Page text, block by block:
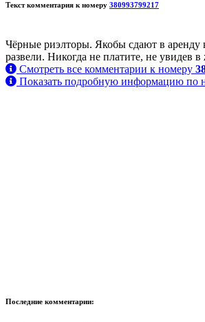
Текст комментария к номеру 380993799217
Чёрные риэлторы. Якобы сдают в аренду
развели. Никогда не платите, не увидев
Смотреть все комментарии к номеру
Показать подробную информацию по
Последние комментарии: